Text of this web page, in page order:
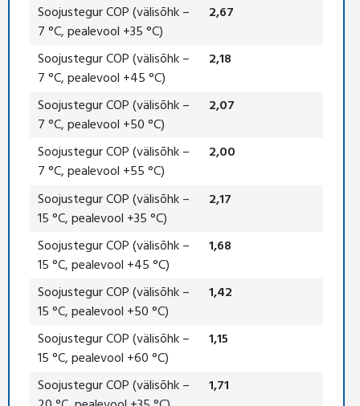
Soojustegur COP (välisõhk –
7 °C, pealevool +35 °C)
2,67
Soojustegur COP (välisõhk –
7 °C, pealevool +45 °C)
2,18
Soojustegur COP (välisõhk –
7 °C, pealevool +50 °C)
2,07
Soojustegur COP (välisõhk –
7 °C, pealevool +55 °C)
2,00
Soojustegur COP (välisõhk –
15 °C, pealevool +35 °C)
2,17
Soojustegur COP (välisõhk –
15 °C, pealevool +45 °C)
1,68
Soojustegur COP (välisõhk –
15 °C, pealevool +50 °C)
1,42
Soojustegur COP (välisõhk –
15 °C, pealevool +60 °C)
1,15
Soojustegur COP (välisõhk –
1,71